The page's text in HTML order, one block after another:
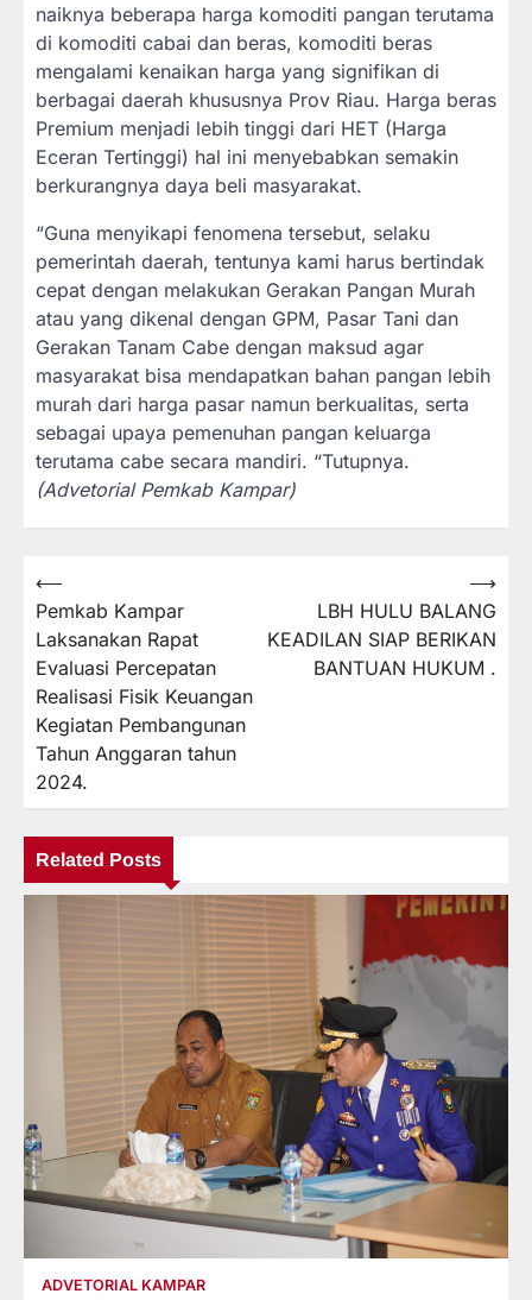
naiknya beberapa harga komoditi pangan terutama
di komoditi cabai dan beras, komoditi beras
mengalami kenaikan harga yang signifikan di
berbagai daerah khususnya Prov Riau. Harga beras
Premium menjadi lebih tinggi dari HET (Harga
Eceran Tertinggi) hal ini menyebabkan semakin
berkurangnya daya beli masyarakat.
“Guna menyikapi fenomena tersebut, selaku
pemerintah daerah, tentunya kami harus bertindak
cepat dengan melakukan Gerakan Pangan Murah
atau yang dikenal dengan GPM, Pasar Tani dan
Gerakan Tanam Cabe dengan maksud agar
masyarakat bisa mendapatkan bahan pangan lebih
murah dari harga pasar namun berkualitas, serta
sebagai upaya pemenuhan pangan keluarga
terutama cabe secara mandiri. “Tutupnya.
(Advetorial Pemkab Kampar)
Navigasi
pos
⟵
Pemkab Kampar
Laksanakan Rapat
Evaluasi Percepatan
Realisasi Fisik Keuangan
Kegiatan Pembangunan
Tahun Anggaran tahun
2024.
LBH HULU BALANG
KEADILAN SIAP BERIKAN
BANTUAN HUKUM .
⟶
Related Posts
ADVETORIAL KAMPAR